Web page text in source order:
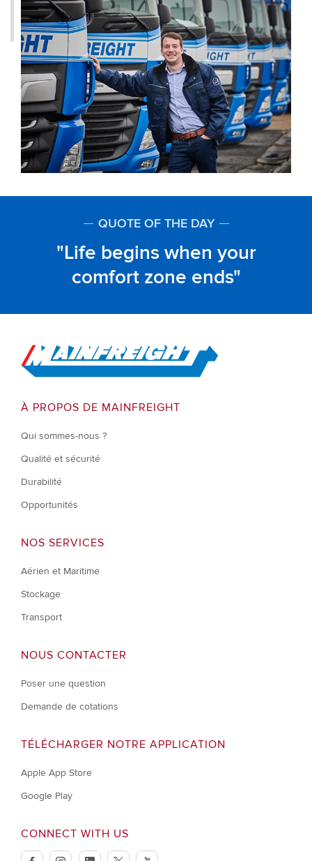
QUOTE OF THE DAY
Life begins when your
comfort zone ends
Go to Home
À PROPOS DE MAINFREIGHT
Qui sommes-nous ?
Qualité et sécurité
Durabilité
Opportunités
NOS SERVICES
Aérien et Maritime
Stockage
Transport
NOUS CONTACTER
Poser une question
Demande de cotations
TÉLÉCHARGER NOTRE APPLICATION
Apple App Store
Google Play
CONNECT WITH US